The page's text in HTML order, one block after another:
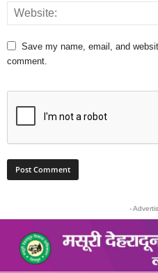
Save my name, email, and
comment.
-